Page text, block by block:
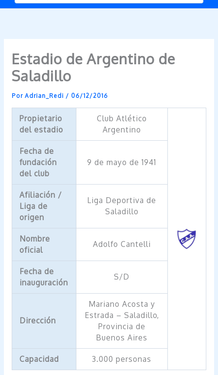
Estadio de Argentino de
Saladillo
Por Adrian_Redi / 06/12/2016
Propietario
del estadio
Club Atlético
Argentino
Fecha de
fundación
del club
9 de mayo de 1941
Afiliación /
Liga de
origen
Liga Deportiva de
Saladillo
Nombre
oficial
Adolfo Cantelli
Fecha de
inauguración
S/D
Dirección
Mariano Acosta y
Estrada – Saladillo,
Provincia de
Buenos Aires
Capacidad 3.000 personas